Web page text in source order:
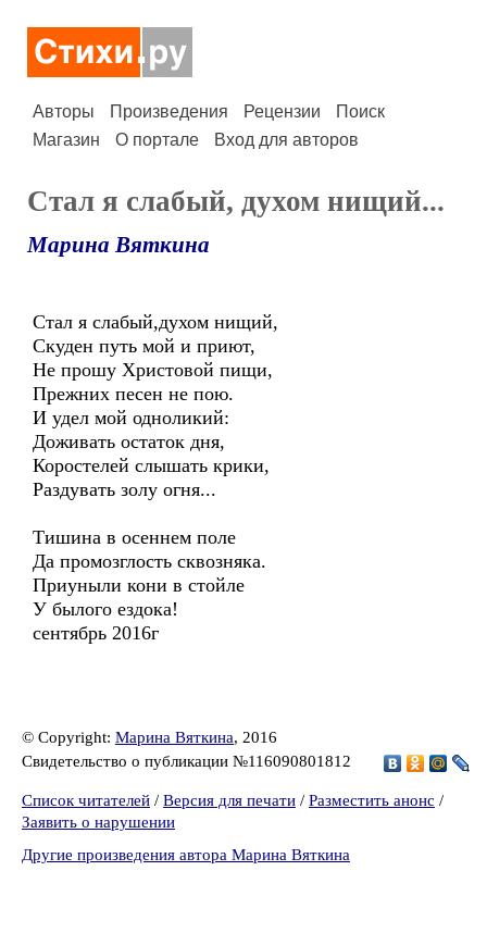
Авторы Произведения Рецензии
Поиск
Магазин
О портале Вход для авторов
Стал я слабый, духом нищий...
Марина Вяткина
Стал я слабый,духом нищий,
Скуден путь мой и приют,
Не прошу Христовой пищи,
Прежних песен не пою.
И удел мой одноликий:
Доживать остаток дня,
Коростелей слышать крики,
Раздувать золу огня...
Тишина в осеннем поле
Да промозглость сквозняка.
Приуныли кони в стойле
У былого ездока!
сентябрь 2016г
© Copyright: Марина Вяткина, 2016
Свидетельство о публикации №116090801812
Список читателей / Версия для печати / Разместить анонс /
Заявить о нарушении
Другие произведения автора Марина Вяткина